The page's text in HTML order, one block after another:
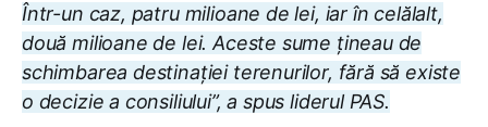
Într-un caz, patru milioane de lei, iar în celălalt,
două milioane de lei. Aceste sume țineau de
schimbarea destinației terenurilor, fără să existe
o decizie a consiliului”, a spus liderul PAS.